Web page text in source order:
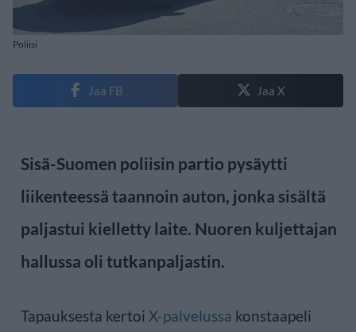
Poliisi
Jaa FB Jaa X
Sisä-Suomen poliisin partio pysäytti
liikenteessä taannoin auton, jonka sisältä
paljastui kielletty laite. Nuoren kuljettajan
hallussa oli tutkanpaljastin.
Tapauksesta kertoi X-palvelussa konstaapeli